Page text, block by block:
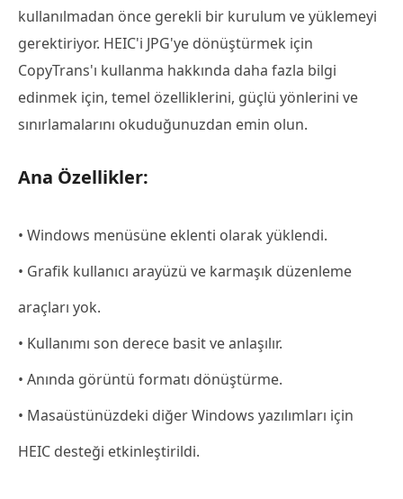
kullanılmadan önce gerekli bir kurulum ve yüklemeyi
gerektiriyor. HEIC'i JPG'ye dönüştürmek için
CopyTrans'ı kullanma hakkında daha fazla bilgi
edinmek için, temel özelliklerini, güçlü yönlerini ve
sınırlamalarını okuduğunuzdan emin olun.
Ana Özellikler:
• Windows menüsüne eklenti olarak yüklendi.
• Grafik kullanıcı arayüzü ve karmaşık düzenleme
araçları yok.
• Kullanımı son derece basit ve anlaşılır.
• Anında görüntü formatı dönüştürme.
• Masaüstünüzdeki diğer Windows yazılımları için
HEIC desteği etkinleştirildi.